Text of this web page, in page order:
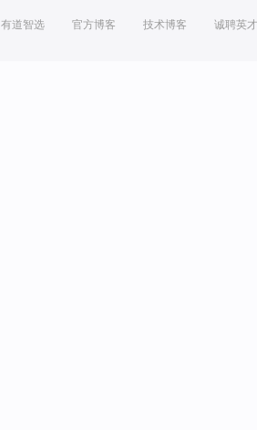
有道智选 官方博客 技术博客 诚聘英才